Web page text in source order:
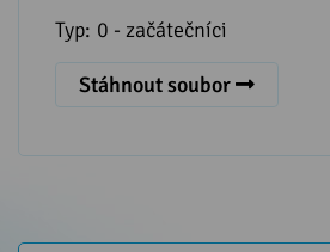
Typ: 0 - začátečníci
Stáhnout soubor